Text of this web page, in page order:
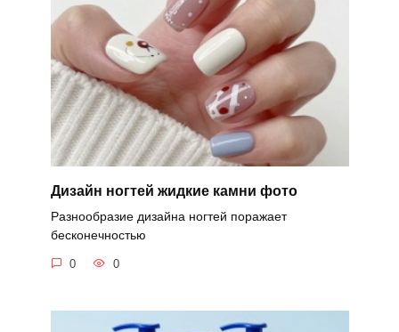
Дизайн ногтей жидкие камни фото
Разнообразие дизайна ногтей поражает
бесконечностью
0 0